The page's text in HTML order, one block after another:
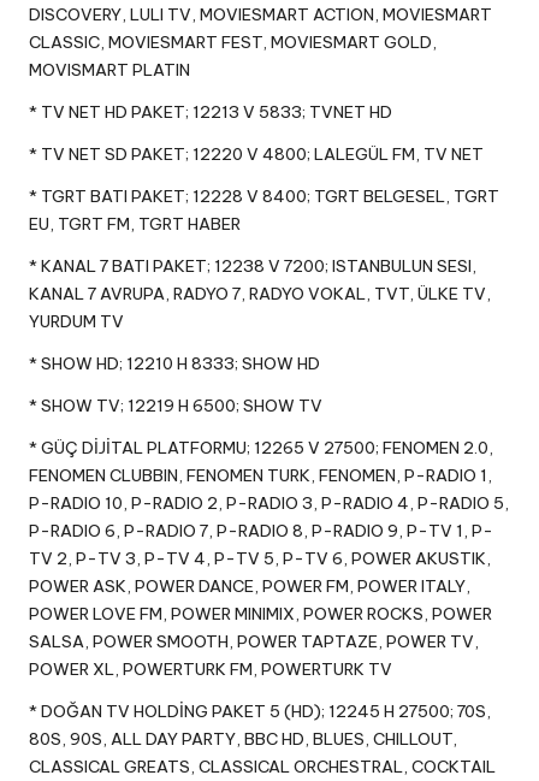
DISCOVERY, LULI TV, MOVIESMART ACTION, MOVIESMART
CLASSIC, MOVIESMART FEST, MOVIESMART GOLD,
MOVISMART PLATIN
* TV NET HD PAKET; 12213 V 5833; TVNET HD
* TV NET SD PAKET; 12220 V 4800; LALEGÜL FM, TV NET
* TGRT BATI PAKET; 12228 V 8400; TGRT BELGESEL, TGRT
EU, TGRT FM, TGRT HABER
* KANAL 7 BATI PAKET; 12238 V 7200; ISTANBULUN SESI,
KANAL 7 AVRUPA, RADYO 7, RADYO VOKAL, TVT, ÜLKE TV,
YURDUM TV
* SHOW HD; 12210 H 8333; SHOW HD
* SHOW TV; 12219 H 6500; SHOW TV
* GÜÇ DİJİTAL PLATFORMU; 12265 V 27500; FENOMEN 2.0,
FENOMEN CLUBBIN, FENOMEN TURK, FENOMEN, P-RADIO 1,
P-RADIO 10, P-RADIO 2, P-RADIO 3, P-RADIO 4, P-RADIO 5,
P-RADIO 6, P-RADIO 7, P-RADIO 8, P-RADIO 9, P-TV 1, P-
TV 2, P-TV 3, P-TV 4, P-TV 5, P-TV 6, POWER AKUSTIK,
POWER ASK, POWER DANCE, POWER FM, POWER ITALY,
POWER LOVE FM, POWER MINIMIX, POWER ROCKS, POWER
SALSA, POWER SMOOTH, POWER TAPTAZE, POWER TV,
POWER XL, POWERTURK FM, POWERTURK TV
* DOĞAN TV HOLDİNG PAKET 5 (HD); 12245 H 27500; 70S,
80S, 90S, ALL DAY PARTY, BBC HD, BLUES, CHILLOUT,
CLASSICAL GREATS, CLASSICAL ORCHESTRAL, COCKTAIL